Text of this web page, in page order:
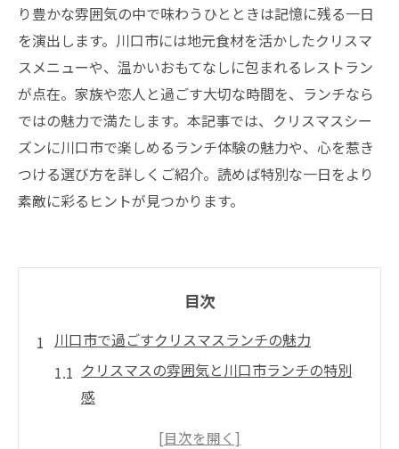
り豊かな雰囲気の中で味わうひとときは記憶に残る一日
を演出します。川口市には地元食材を活かしたクリスマ
スメニューや、温かいおもてなしに包まれるレストラン
が点在。家族や恋人と過ごす大切な時間を、ランチなら
ではの魅力で満たします。本記事では、クリスマスシー
ズンに川口市で楽しめるランチ体験の魅力や、心を惹き
つける選び方を詳しくご紹介。読めば特別な一日をより
素敵に彩るヒントが見つかります。
目次
川口市で過ごすクリスマスランチの魅力
クリスマスの雰囲気と川口市ランチの特別
感
ランチで楽しむ川口市ならではの季節体験